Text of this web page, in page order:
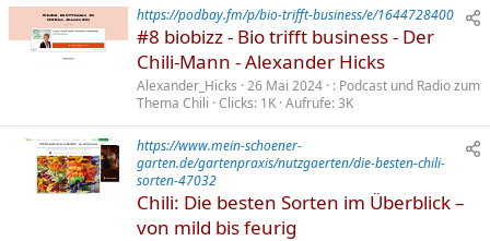
https://podbay.fm/p/bio-trifft-business/e/1644728400
#8 biobizz - Bio trifft business - Der
Chili-Mann - Alexander Hicks
Alexander_Hicks 26 Mai 2024
Podcast und Radio zum
Thema Chili Clicks 1K Aufrufe 3K
https://www.mein-schoener-
garten.de/gartenpraxis/nutzgaerten/die-besten-chili-
sorten-47032
Chili: Die besten Sorten im Überblick –
von mild bis feurig